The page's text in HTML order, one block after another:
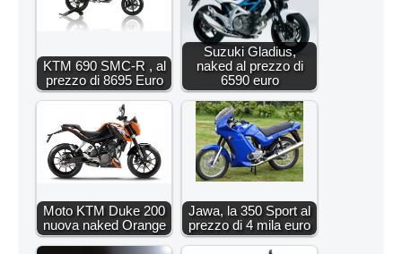
KTM 690 SMC-R , al
prezzo di 8695 Euro
Suzuki Gladius,
naked al prezzo di
6590 euro
Moto KTM Duke 200
nuova naked Orange
Jawa, la 350 Sport al
prezzo di 4 mila euro